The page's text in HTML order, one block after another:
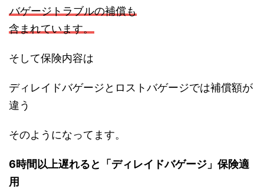
バゲージトラブルの補償も
含まれています。
そして保険内容は
ディレイドバゲージとロストバゲージでは補償額が
違う
そのようになってます。
6時間以上遅れると「ディレイドバゲージ」保険適
用